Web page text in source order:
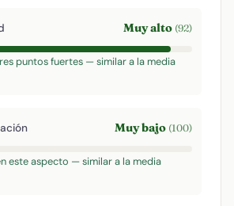
Muy alto (92)
puntos fuertes — similar a la media
Muy bajo (100)
este aspecto — similar a la media